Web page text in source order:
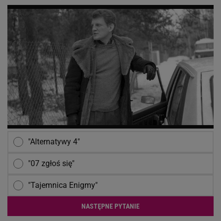
"Alternatywy 4"
"07 zgłoś się"
"Tajemnica Enigmy"
NASTĘPNE PYTANIE